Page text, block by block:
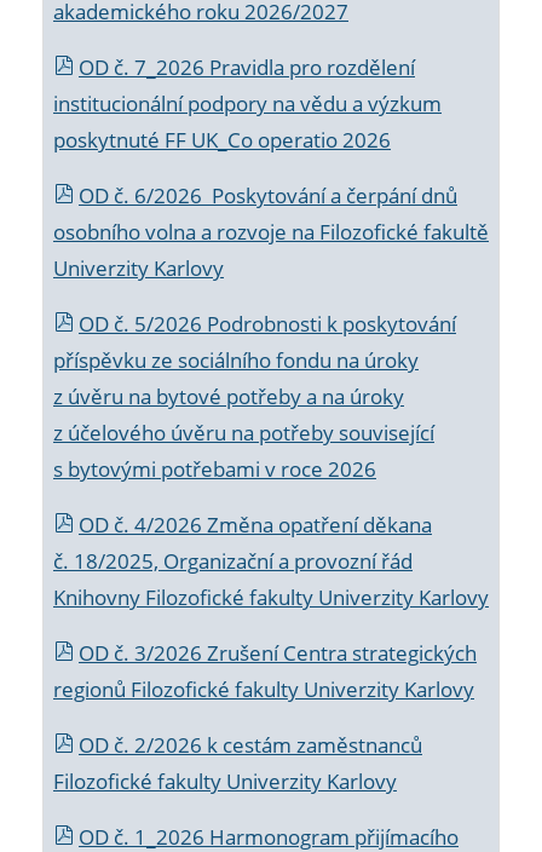
akademického roku 2026/2027
OD č. 7_2026 Pravidla pro rozdělení
institucionální podpory na vědu a výzkum
poskytnuté FF UK_Co operatio 2026
OD č. 6/2026 Poskytování a čerpání dnů
osobního volna a rozvoje na Filozofické fakultě
Univerzity Karlovy
OD č. 5/2026 Podrobnosti k poskytování
příspěvku ze sociálního fondu na úroky
z úvěru na bytové potřeby a na úroky
z účelového úvěru na potřeby související
s bytovými potřebami v roce 2026
OD č. 4/2026 Změna opatření děkana
č. 18/2025, Organizační a provozní řád
Knihovny Filozofické fakulty Univerzity Karlovy
OD č. 3/2026 Zrušení Centra strategických
regionů Filozofické fakulty Univerzity Karlovy
OD č. 2/2026 k cestám zaměstnanců
Filozofické fakulty Univerzity Karlovy
OD č. 1_2026 Harmonogram přijímacího